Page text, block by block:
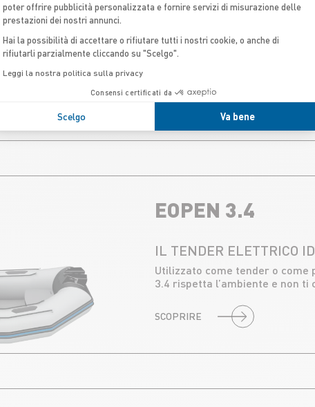
IL PIÙ PICCOLO DELLA
Ideale come primo gommone,
maneggevole e facile da
SCOPRIRE
EOPEN 3.4
IL TENDER ELETTRICO
Utilizzato come tender o come
3.4 rispetta l’ambiente e non
SCOPRIRE
poter offrire pubblicità personalizzata e fornire servizi di misurazione delle
prestazioni dei nostri annunci.
Hai la possibilità di accettare o rifiutare tutti i nostri cookie, o anche di
rifiutarli parzialmente cliccando su "Scelgo".
Leggi la nostra politica sulla privacy
Consensi certificati da
Scelgo Va bene